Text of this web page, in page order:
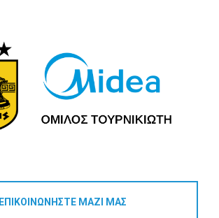
ΕΠΙΚΟΙΝΩΝΗΣΤΕ ΜΑΖΙ ΜΑΣ